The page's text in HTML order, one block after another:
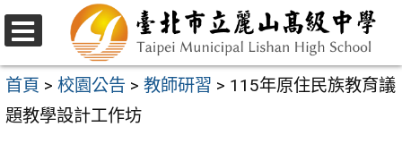
跳
至
主
要
選
單
首頁 > 校園公告 > 教師研習 > 115年原住民族教育議
題教學設計工作坊